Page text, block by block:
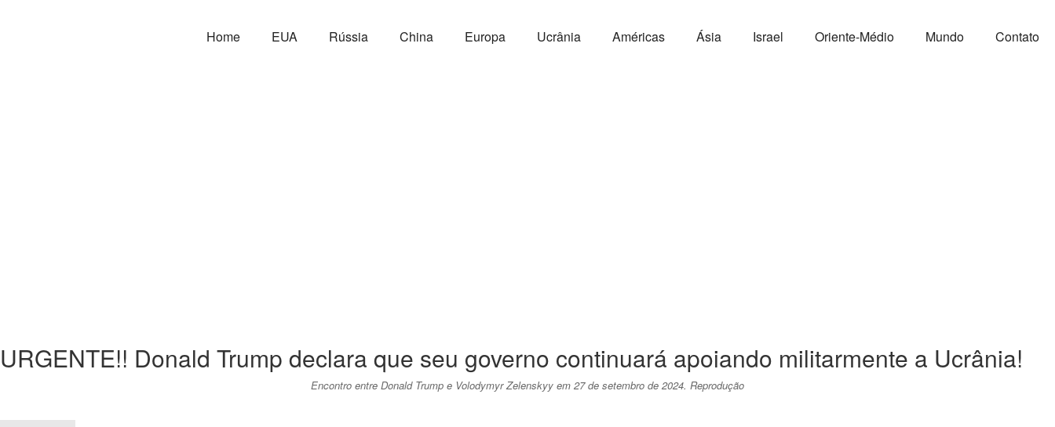
Home EUA Rússia China Europa Ucrânia Américas Ásia Israel Oriente-Médio Mundo Contato
URGENTE!! Donald Trump declara que seu governo continuará apoiando militarmente a Ucrânia!
Encontro entre Donald Trump e Volodymyr Zelenskyy em 27 de setembro de 2024. Reprodução